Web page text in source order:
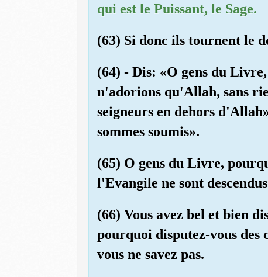
qui est le Puissant, le Sage.
(63) Si donc ils tournent le
(64) - Dis: «O gens du
n'adorions qu'Allah, sans
seigneurs en dehors
sommes soumis».
(65) O gens du Livre,
l'Evangile ne sont
(66) Vous avez bel et bien
pourquoi disputez-vous des
vous ne savez pas.